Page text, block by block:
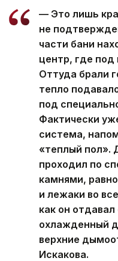
— Это лишь
не
части бани
центр, где под
Оттуда брали
тепло
под
Фактически
система,
«теплый пол».
проходил по
камнями,
и лежаки во
как он
охлажденный
верхние
Искакова.